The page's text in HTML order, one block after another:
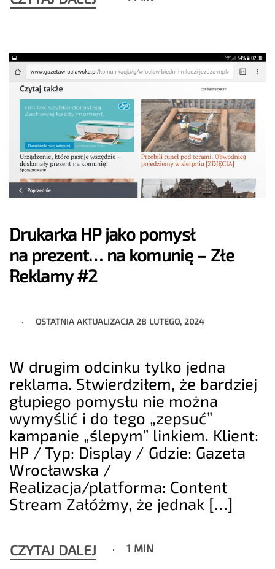
Drukarka HP jako pomysł
na prezent… na komunię – Złe
Reklamy #2
OSTATNIA AKTUALIZACJA 28 LUTEGO, 2024
W drugim odcinku tylko jedna
reklama. Stwierdziłem, że bardziej
głupiego pomysłu nie można
wymyślić i do tego „zepsuć”
kampanie „ślepym” linkiem. Klient:
HP / Typ: Display / Gdzie: Gazeta
Wrocławska /
Realizacja/platforma: Content
Stream Załóżmy, że jednak […]
CZYTAJ DALEJ 1 MIN